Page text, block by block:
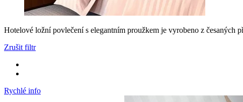
Hotelové ložní povlečení s elegantním proužkem je vyrobeno z česaných
Zrušit filtr
Rychlé info